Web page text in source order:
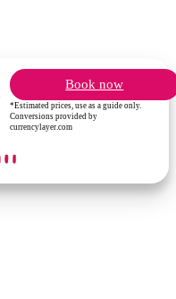
Book now
*Estimated prices, use as a guide only.
Conversions provided by
currencylayer.com